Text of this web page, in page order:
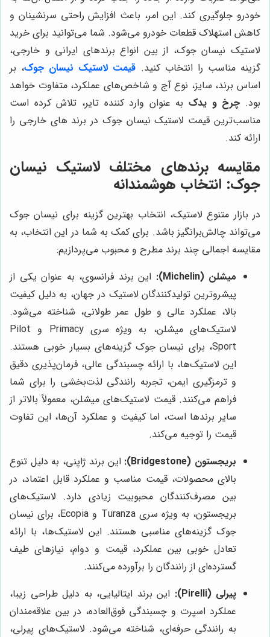
خودرو جلوگیری کند. این امر، باعث افزایش راحتی سرنشینان و
کاهش استهلاک قطعات خودرو می‌شود. شما می‌توانید برای خرید
لاستیک نیسان جوک، از بین انواع برندهای ایرانی و خارجی،
گزینه مناسب را انتخاب کنید. قیمت لاستیک نیسان جوک، بر
اساس برند، سایز، نوع آج و شاخص‌های عملکرد، متفاوت خواهد
بود. چرخ و یدکبه عنوان وارد کننده تایر، تلاش کرده است
مناسب‌ترین قیمت لاستیک نیسان جوک در برند های خارجی را
ارائه کند.
مقایسه برندهای مختلف لاستیک نیسان
جوک: انتخاب هوشمندانه
در بازار متنوع لاستیک، انتخاب بهترین گزینه برای نیسان جوک
می‌تواند چالش‌برانگیز باشد. برای کمک به شما در این انتخاب، به
مقایسه اجمالی چند برند مطرح و محبوب می‌پردازیم:
میشلن (Michelin):
این برند فرانسوی، به عنوان یکی از
پیشروترین تولیدکنندگان لاستیک در جهان، به دلیل کیفیت
بالا، عملکرد عالی و طول عمر طولانی، شناخته می‌شود.
لاستیک‌های میشلن، به ویژه سری Primacy و Pilot
Sport، برای نیسان جوک گزینه‌های بسیار خوبی هستند.
این لاستیک‌ها، با ارائه چسبندگی عالی، فرمان‌پذیری دقیق
و ترمزگیری ایمن، تجربه رانندگی لذت‌بخشی را برای شما
فراهم می‌کنند. قیمت لاستیک‌های میشلن، معمولاً بالاتر از
سایر برندها است، اما کیفیت و عملکرد آن‌ها، این تفاوت
قیمت را توجیه می‌کند.
بریجستون (Bridgestone):
این برند ژاپنی، به دلیل تنوع
بالای محصولات، قیمت مناسب و عملکرد قابل اعتماد، در
بین مصرف‌کنندگان محبوبیت زیادی دارد. لاستیک‌های
بریجستون، به ویژه سری Turanza و Ecopia، برای نیسان
جوک گزینه‌های مناسبی هستند. این لاستیک‌ها، با ارائه
تعادل خوبی بین عملکرد، قیمت و دوام، نیازهای طیف
گسترده‌ای از رانندگان را برآورده می‌کنند.
پیرلی (Pirelli):
این برند ایتالیایی، به دلیل طراحی زیبا،
عملکرد اسپرت و چسبندگی فوق‌العاده، در بین علاقه‌مندان
به رانندگی حرفه‌ای، شناخته می‌شود. لاستیک‌های پیرلی،